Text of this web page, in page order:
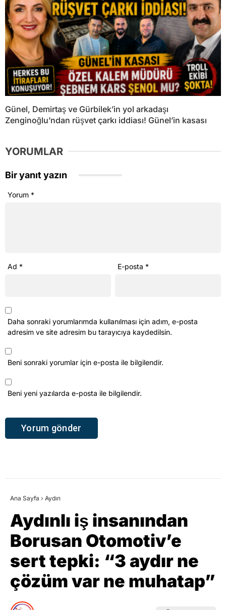
Günel, Demirtaş ve Gürbilek’in yol arkadaşı
Zenginoğlu’ndan rüşvet çarkı iddiası! Günel’in kasası
YORUMLAR
Bir yanıt yazın
Yorum *
Ad * E-posta *
Daha sonraki yorumlarımda kullanılması için adım, e-posta
adresim ve site adresim bu tarayıcıya kaydedilsin.
Beni sonraki yorumlar için e-posta ile bilgilendir.
Beni yeni yazılarda e-posta ile bilgilendir.
Ana Sayfa › Aydın
Aydınlı iş insanından
Borusan Otomotiv’e
sert tepki: “3 aydır ne
çözüm var ne muhatap”